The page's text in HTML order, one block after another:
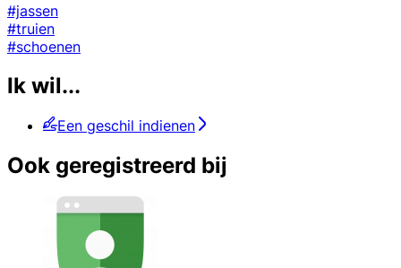
#jassen
#truien
#schoenen
Ik wil...
Een geschil indienen
Ook geregistreerd bij